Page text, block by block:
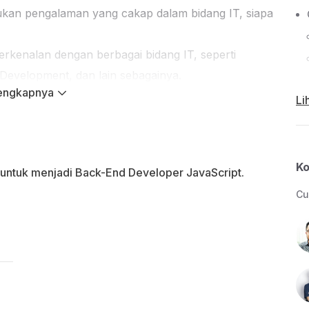
pengalaman yang cakap dalam bidang IT, siapa
dengan berbagai bidang IT, seperti
memulai karirnya di bidang cloud computing
internasional milik AWS.
IT sehingga wajib memiliki dan dapat
tidak ada prasyarat dalam pemahaman
menjadi Back-End Developer JavaScript.